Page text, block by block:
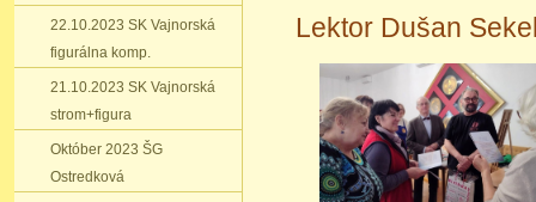
Lektor Dušan
22.10.2023 SK Vajnorská
figurálna komp.
21.10.2023 SK Vajnorská
strom+figura
Október 2023 ŠG
Ostredková